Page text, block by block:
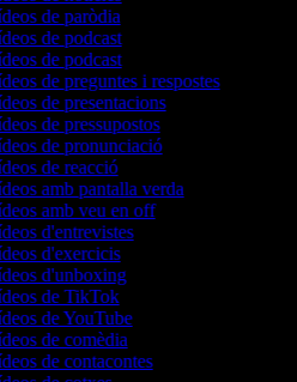
de paròdia
de podcast
de podcast
de preguntes i respostes
de presentacions
de pressupostos
de pronunciació
de reacció
amb pantalla verda
amb veu en off
d'entrevistes
d'exercicis
d'unboxing
de TikTok
de YouTube
de comèdia
de contacontes